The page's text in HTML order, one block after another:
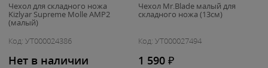
Чехол для складного ножа
Kizlyar Supreme Molle AMP2
(малый)
Код: УТ000024386
Нет в наличии
Чехол Mr.Blade малый для
складного ножа (13см)
Код: УТ000027494
1 590 ₽